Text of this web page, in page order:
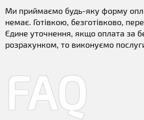
Ми приймаємо будь-яку форму
немає. Готівкою, безготівково,
Єдине уточнення, якщо оплата за
розрахунком, то виконуємо
FAQ